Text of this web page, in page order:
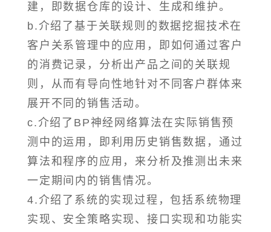
建，即数据仓库的设计、生成和维护。
b.介绍了基于关联规则的数据挖掘技术在
客户关系管理中的应用，即如何通过客户
的消费记录，分析出产品之间的关联规
则，从而有导向性地针对不同客户群体来
展开不同的销售活动。
c.介绍了BP神经网络算法在实际销售预
测中的运用，即利用历史销售数据，通过
算法和程序的应用，来分析及推测出未来
一定期间内的销售情况。
4.介绍了系统的实现过程，包括系统物理
实现、安全策略实现、接口实现和功能实